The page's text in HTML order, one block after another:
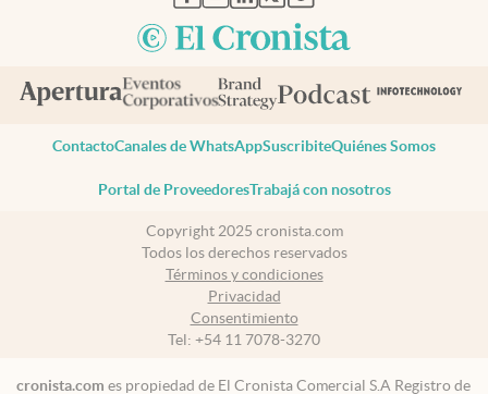
ContactoCanales de WhatsAppSuscribiteQuiénes Somos
Portal de ProveedoresTrabajá con nosotros
Copyright 2025 cronista.com
Todos los derechos reservados
Términos y condiciones
Privacidad
Consentimiento
Tel: +54 11 7078-3270
cronista.com es propiedad de El Cronista Comercial S.A Registro de